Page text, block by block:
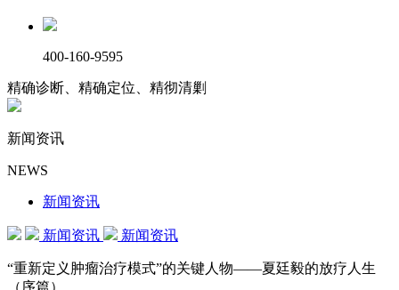
400-160-9595
精确诊断、精确定位、精彻清剿
新闻资讯
NEWS
新闻资讯
新闻资讯 新闻资讯
“重新定义肿瘤治疗模式”的关键人物——夏廷毅的放疗人生
（序篇）